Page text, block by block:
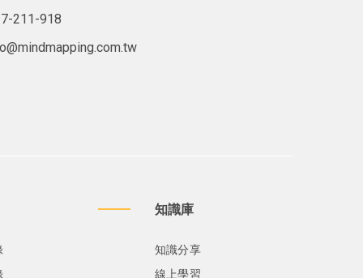
211-918
知識庫
知識分享
線上學習